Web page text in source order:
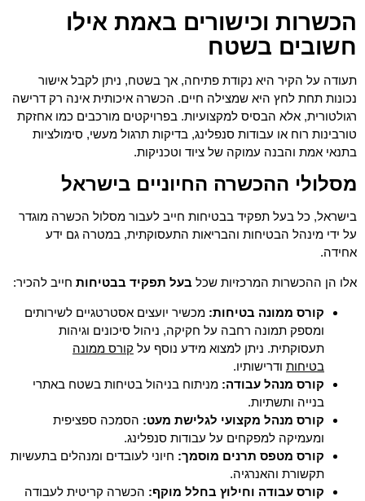
הכשרות וכישורים באמת אילו
חשובים בשטח
תעודה על הקיר היא נקודת פתיחה, אך בשטח, ניתן לקבל אישור
נכונות תחת לחץ היא שמצילה חיים. הכשרה איכותית אינה רק דרישה
רגולטורית, אלא הבסיס למקצועיות. בפרויקטים מורכבים כמו אחזקת
טורבינות רוח או עבודות סנפלינג, בדיקות תרגול מעשי, סימולציות
בתנאי אמת והבנה עמוקה של ציוד וטכניקות.
מסלולי ההכשרה החיוניים בישראל
בישראל, כל בעל תפקיד בבטיחות חייב לעבור מסלול הכשרה מוגדר
על ידי מינהל הבטיחות והבריאות התעסוקתית, במטרה גם ידע
אחידה.
אלו הן ההכשרות המרכזיות שכל בעל תפקיד בבטיחות חייב להכיר:
קורס ממונה בטיחות: מכשיר יועצים אסטרטגיים לשירותים
ומספק תמונה רחבה על חקיקה, ניהול סיכונים וגיהות
תעסוקתית. ניתן למצוא מידע נוסף על קורס ממונה
בטיחות ודרישותיו.
קורס מנהל עבודה: מניתוח בניהול בטיחות בשטח באתרי
בנייה ותשתיות.
קורס מנהל מקצועי לגלישת מעט: הסמכה ספציפית
ומעמיקה למפקחים על עבודות סנפלינג.
קורס מטפס תרנים מוסמך: חיוני לעובדים ומנהלים בתעשיות
תקשורת והאנרגיה.
קורס עבודה וחילוץ בחלל מוקף: הכשרה קריטית לעבודה